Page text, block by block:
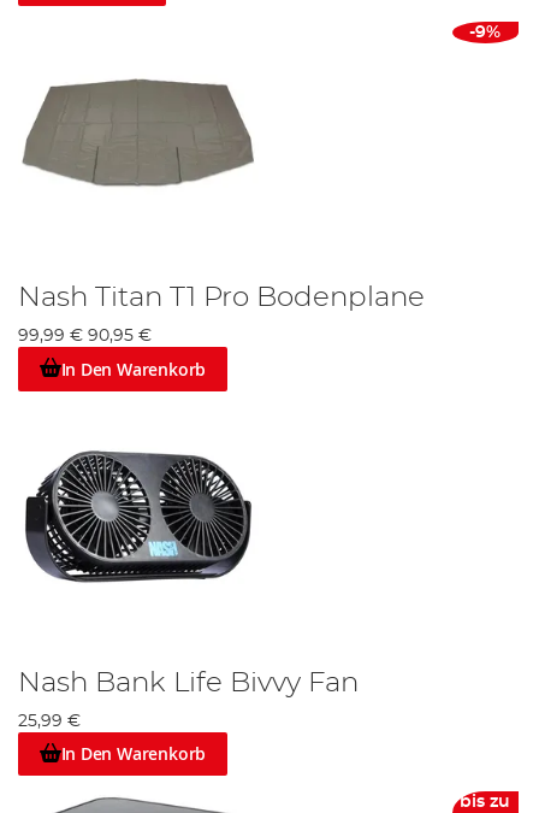
-9%
Nash Titan T1 Pro Bodenplane
99,99 € 90,95 €
In Den Warenkorb
Nash Bank Life Bivvy Fan
25,99 €
In Den Warenkorb
bis zu